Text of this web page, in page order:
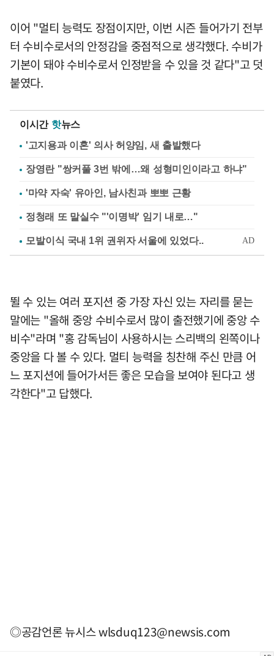
이어 "멀티 능력도 장점이지만, 이번 시즌 들어가기 전부
터 수비수로서의 안정감을 중점적으로 생각했다. 수비가
기본이 돼야 수비수로서 인정받을 수 있을 것 같다"고 덧
붙였다.
이시간 핫뉴스
'고지용과 이혼' 의사 허양임, 새 출발했다
장영란 "쌍커풀 3번 밖에…왜 성형미인이라고 하냐"
'마약 자숙' 유아인, 남사친과 뽀뽀 근황
정청래 또 말실수 "'이명박' 임기 내로…"
뛸 수 있는 여러 포지션 중 가장 자신 있는 자리를 묻는
말에는 "올해 중앙 수비수로서 많이 출전했기에 중앙 수
비수"라며 "홍 감독님이 사용하시는 스리백의 왼쪽이나
중앙을 다 볼 수 있다. 멀티 능력을 칭찬해 주신 만큼 어
느 포지션에 들어가서든 좋은 모습을 보여야 된다고 생
각한다"고 답했다.
◎공감언론 뉴시스wlsduq123@newsis.com